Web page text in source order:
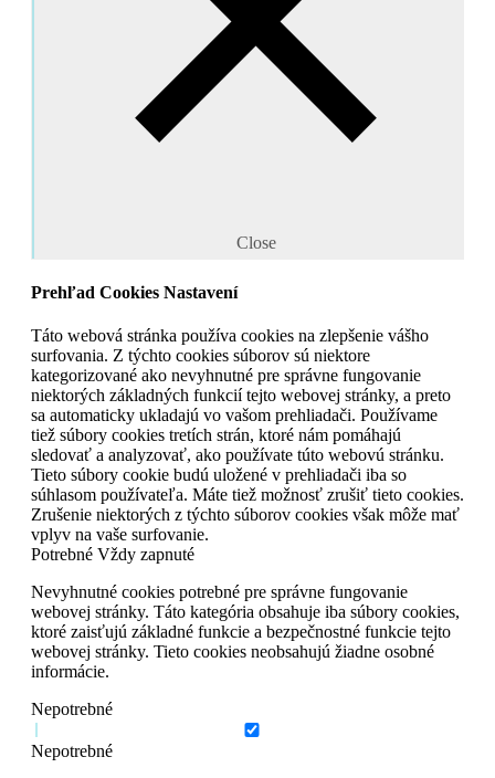
Close
Prehľad Cookies Nastavení
Táto webová stránka používa cookies na zlepšenie vášho
surfovania. Z týchto cookies súborov sú niektore
kategorizované ako nevyhnutné pre správne fungovanie
niektorých základných funkcií tejto webovej stránky, a preto
sa automaticky ukladajú vo vašom prehliadači. Používame
tiež súbory cookies tretích strán, ktoré nám pomáhajú
sledovať a analyzovať, ako používate túto webovú stránku.
Tieto súbory cookie budú uložené v prehliadači iba so
súhlasom používateľa. Máte tiež možnosť zrušiť tieto cookies.
Zrušenie niektorých z týchto súborov cookies však môže mať
vplyv na vaše surfovanie.
Potrebné Vždy zapnuté
Nevyhnutné cookies potrebné pre správne fungovanie
webovej stránky. Táto kategória obsahuje iba súbory cookies,
ktoré zaisťujú základné funkcie a bezpečnostné funkcie tejto
webovej stránky. Tieto cookies neobsahujú žiadne osobné
informácie.
Nepotrebné
Nepotrebné